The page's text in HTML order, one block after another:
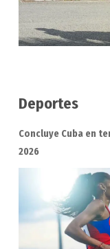
Deportes
Concluye Cuba en
2026